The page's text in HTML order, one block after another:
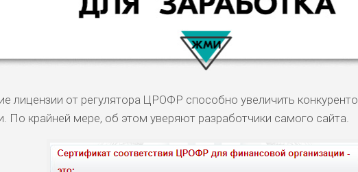
лицензии от регулятора ЦРОФР способно увеличить
По крайней мере, об этом уверяют разработчики самого сайта.